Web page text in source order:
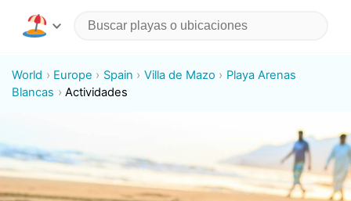
World Europe Spain Villa de Mazo
Playa Arenas
Blancas
Actividades